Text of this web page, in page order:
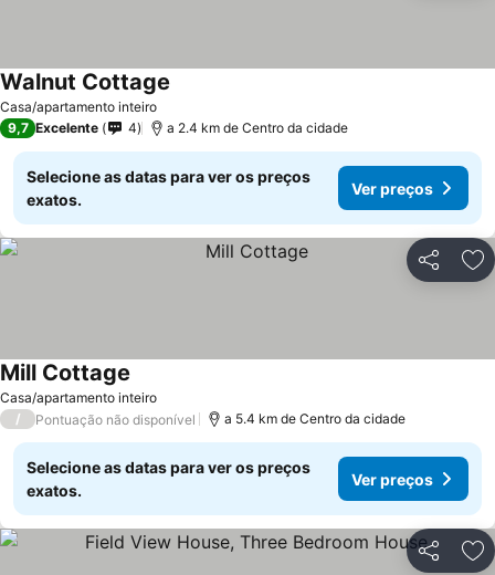
Casa/apartamento inteiro
Walnut Cottage
9,7 Excelente 4 a 2.4 km de Centro da cidade
Selecione as datas para ver os preços
exatos.
Ver preços
Partilhar
Casa/apartamento inteiro
Mill Cottage
/ Pontuação não disponível a 5.4 km de Centro da cidade
Selecione as datas para ver os preços
exatos.
Ver preços
Partilhar